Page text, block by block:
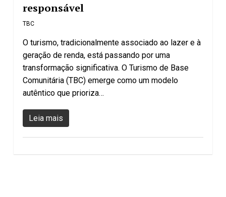
responsável
TBC
O turismo, tradicionalmente associado ao lazer e à
geração de renda, está passando por uma
transformação significativa. O Turismo de Base
Comunitária (TBC) emerge como um modelo
autêntico que prioriza…
Leia mais